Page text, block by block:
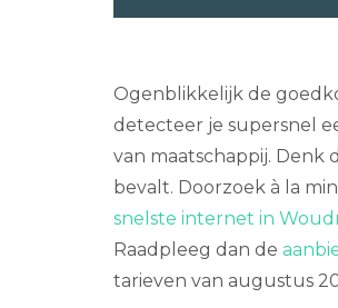
Ogenblikkelijk de
detecteer je supersnel
van maatschappij. Denk
bevalt. Doorzoek à la
snelste internet in
Raadpleeg dan de
tarieven van augustus